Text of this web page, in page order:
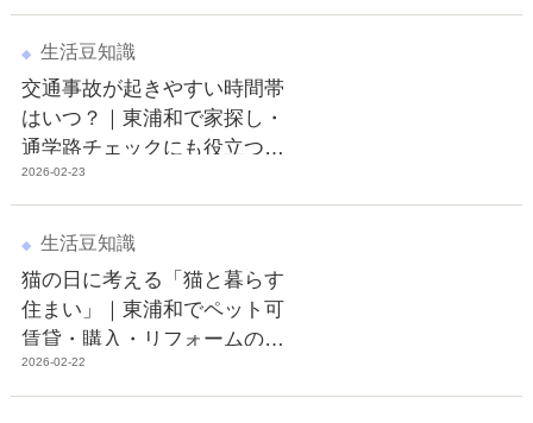
生活豆知識
交通事故が起きやすい時間帯
はいつ？｜東浦和で家探し・
通学路チェックにも役立つ
「時間帯別の注意点」
2026-02-23
生活豆知識
猫の日に考える「猫と暮らす
住まい」｜東浦和でペット可
賃貸・購入・リフォームの後
悔を減らすポイント
2026-02-22